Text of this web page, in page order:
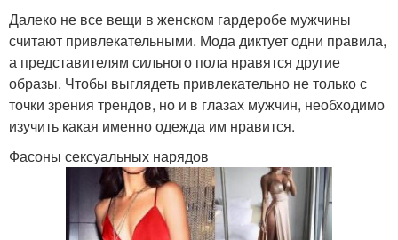
Далеко не все вещи в женском гардеробе мужчины
считают привлекательными. Мода диктует одни правила,
а представителям сильного пола нравятся другие
образы. Чтобы выглядеть привлекательно не только с
точки зрения трендов, но и в глазах мужчин, необходимо
изучить какая именно одежда им нравится.
Фасоны сексуальных нарядов